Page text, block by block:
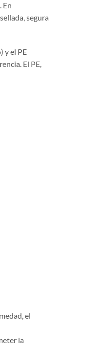
En
segura
y el PE
El PE,
el
la